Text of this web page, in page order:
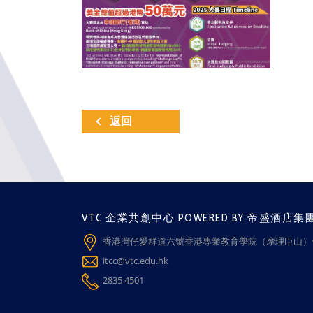
返回
VTC 企業共創中心 POWERED BY 帝盛酒店集
香港灣仔愛群道六號香港專業教育學院（摩理臣山
itcc@vtc.edu.hk
2835 4501